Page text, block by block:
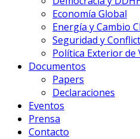
Economía Global
Energía y Cambio
Seguridad y
Política Exterior de
Documentos
Papers
Declaraciones
Eventos
Prensa
Contacto